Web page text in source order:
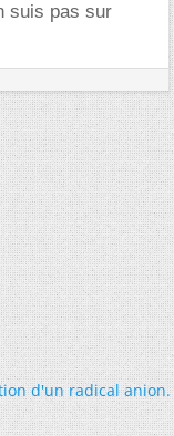
suis pas sur
d'un radical anion.